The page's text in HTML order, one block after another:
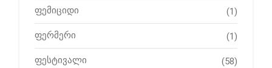
ფემიციდი (1)
ფერმერი (1)
ფესტივალი (58)